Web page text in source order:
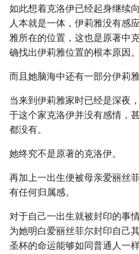
如此想着克洛伊已经起身继续
人本就是一体，伊莉雅没有感
雅所在的位置，这也是原著中
确找出伊莉雅位置的根本原因。
而且她脑海中还有一部分伊莉雅
当来到伊莉雅家时已经是深夜
于这个家克洛伊并没有感情，
都没有。
她终究不是原著的克洛伊。
再加上一出生便被母亲爱丽丝
有任何归属感。
对于自己一出生就被封印的事
为她明白爱丽丝菲尔封印自己
圣杯的命运能够如同普通人一